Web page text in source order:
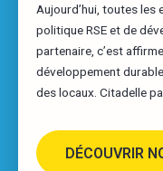
Aujourd’hui, toutes
politique RSE et de
partenaire, c’est
développement
des locaux. Citadelle
DÉCOUVRIR